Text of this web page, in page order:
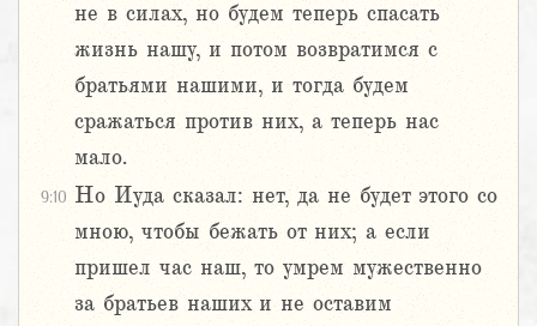
не в силах, но будем теперь спасать
жизнь нашу, и потом возвратимся с
братьями нашими, и тогда будем
сражаться против них, а теперь нас
мало.
9:10 Но Иуда сказал: нет, да не будет этого со
мною, чтобы бежать от них; а если
пришел час наш, то умрем мужественно
за братьев наших и не оставим